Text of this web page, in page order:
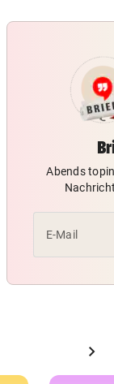
Abends
E-Mail
chevron_right